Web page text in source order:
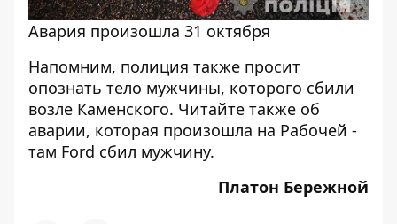
Авария произошла 31 октября
Напомним, полиция также просит
опознать тело мужчины, которого сбили
возле Каменского. Читайте также об
аварии, которая произошла на Рабочей -
там Ford сбил мужчину.
Платон Бережной